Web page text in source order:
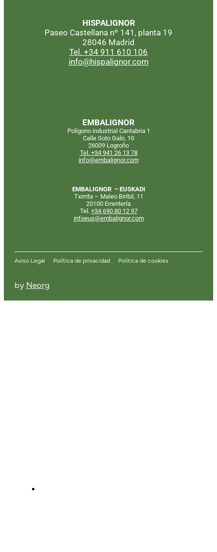
HISPALIGNOR
Paseo Castellana nº 141, planta 19
28046 Madrid
Tel. +34 911 610 106
info@hispalignor.com
EMBALIGNOR
Polígono industrial Cantabria 1
Calle Soto Galo, 10
26009 Logroño
Tel. +34 941 26 13 78
info@embalignor.com
EMBALIGNOR – EUSKADI
Txirrita – Maleo Biribil, 11
20100 Errentería
Tel. +34 690 80 12 97
infoeus@embalignor.com
Aviso Legal Política de privacidad Política de cookies
by Neorg